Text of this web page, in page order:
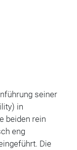
seiner
in
beiden rein
eng
Die